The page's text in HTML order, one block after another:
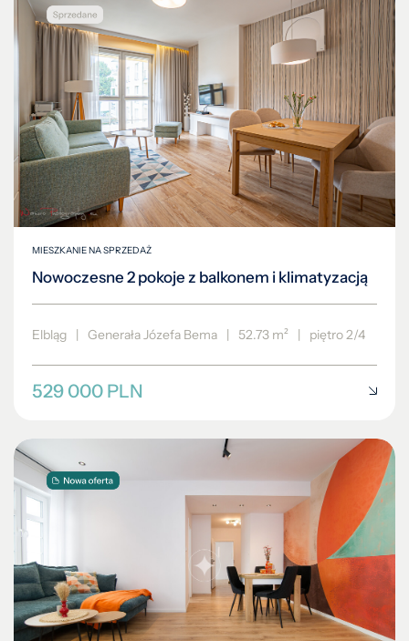
MIESZKANIE NA SPRZEDAŻ
Nowoczesne 2 pokoje z balkonem i klimatyzacją
Elbląg | Generała Józefa Bema | 52.73 m² | piętro 2/4
529 000 PLN